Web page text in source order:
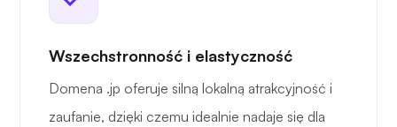
Wszechstronność i elastyczność
Domena .jp oferuje silną lokalną atrakcyjność i
zaufanie, dzięki czemu idealnie nadaje się dla